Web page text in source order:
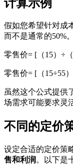
计算示例
假如您希望针对成
而不是通常的50%
零售价= [（15）÷
零售价= [（15÷55
虽然这个公式提供
场需求可能要求灵
不同的定价
设定合适的定价策
售和利润 。以下是